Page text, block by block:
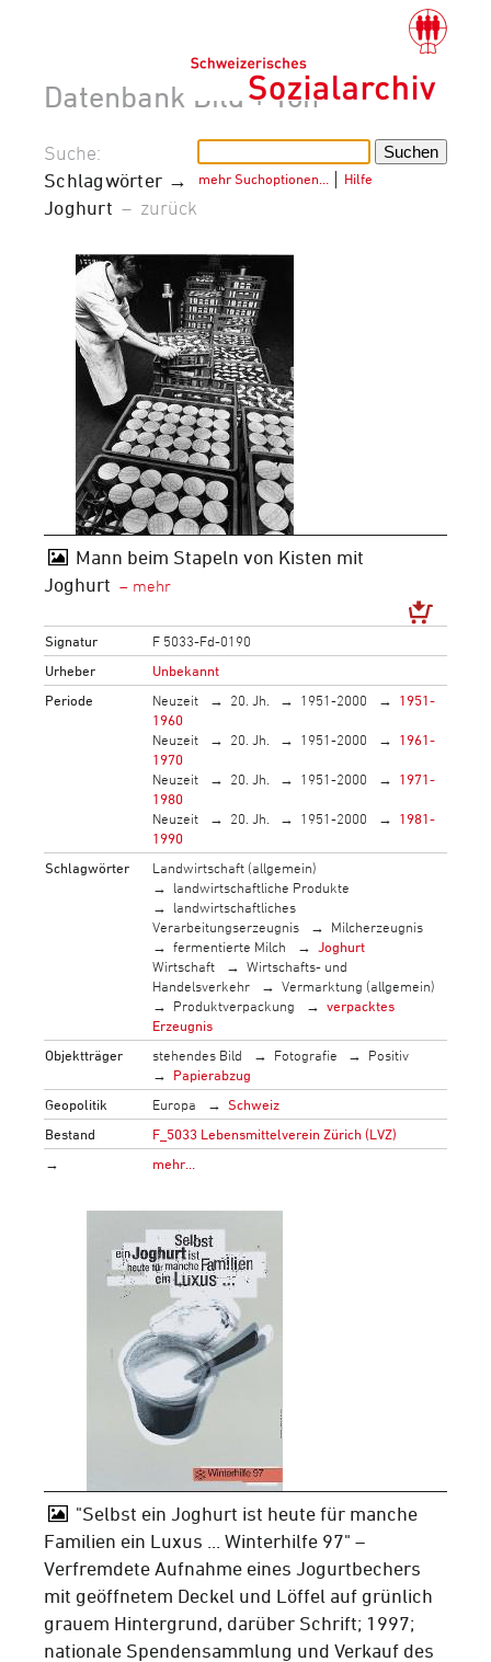
Datenbank Bild + Ton
mehr Suchoptionen… Hilfe
Suche:
Schlagwörter →
Joghurt – zurück
Mann beim Stapeln von Kisten mit
Joghurt
Signatur
F 5033-Fd-0190
Urheber
Unbekannt
Periode
Neuzeit 20. Jh. 1951-2000
1951-
1960
Neuzeit
20. Jh. 1951-2000
1961-
1970
Neuzeit
20. Jh. 1951-2000
1971-
1980
Neuzeit
20. Jh. 1951-2000
1981-
1990
Schlagwörter
Landwirtschaft (allgemein)
landwirtschaftliche Produkte
landwirtschaftliches
Verarbeitungserzeugnis
Milcherzeugnis
fermentierte Milch
Joghurt
Wirtschaft
Wirtschafts- und
Handelsverkehr
Vermarktung (allgemein)
Produktverpackung
verpacktes
Erzeugnis
Objektträger
stehendes Bild Fotografie
Positiv
Papierabzug
Geopolitik
Europa
Schweiz
Bestand
F_5033 Lebensmittelverein Zürich (LVZ)
→
mehr…
"Selbst ein Joghurt ist heute für manche
Familien ein Luxus ... Winterhilfe 97" –
Verfremdete Aufnahme eines Jogurtbechers
mit geöffnetem Deckel und Löffel auf grünlich
grauem Hintergrund, darüber Schrift; 1997;
nationale Spendensammlung und Verkauf des